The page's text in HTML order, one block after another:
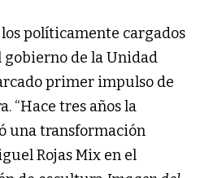
políticamente cargados
gobierno de la Unidad
primer impulso de
“Hace tres años la
una transformación
Rojas Mix en el